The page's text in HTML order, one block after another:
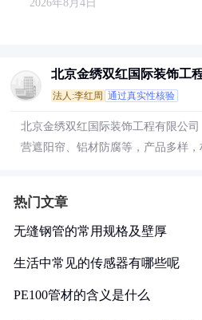
2026年8月4日
北京金绣双红国际装饰工
法人:李红周 通过真实性核验
北京金绣双红国际装饰工程有限公
营遮阳帘、铝材防腐等，产品多样，
热门文章
无缝钢管的常用规格及壁厚
生活中常见的传感器有哪些呢
PE100管材的含义是什么